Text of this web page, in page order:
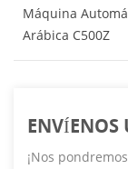
Máquina
Arábica C500Z
ENVÍENOS
¡Nos